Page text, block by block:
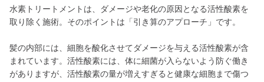
水素トリートメントは、ダメージや老化の原因となる活性酸素を
取り除く施術。そのポイントは「引き算のアプローチ」です。
髪の内部には、細胞を酸化させてダメージを与える活性酸素が含
まれています。活性酸素には、体に細菌が入らないよう防ぐ働き
がありますが、活性酸素の量が増えすぎると健康な細胞まで傷つ